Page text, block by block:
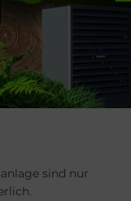
sind nur